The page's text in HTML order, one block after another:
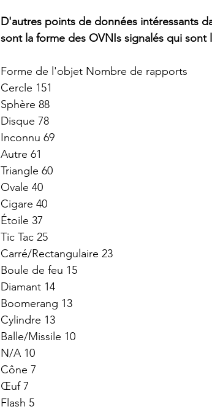
D'autres points de données intéressants
sont la forme des OVNIs signalés qui sont
Forme de l'objet Nombre de rapports
Cercle 151
Sphère 88
Disque 78
Inconnu 69
Autre 61
Triangle 60
Ovale 40
Cigare 40
Étoile 37
Tic Tac 25
Carré/Rectangulaire 23
Boule de feu 15
Diamant 14
Boomerang 13
Cylindre 13
Balle/Missile 10
N/A 10
Cône 7
Œuf 7
Flash 5